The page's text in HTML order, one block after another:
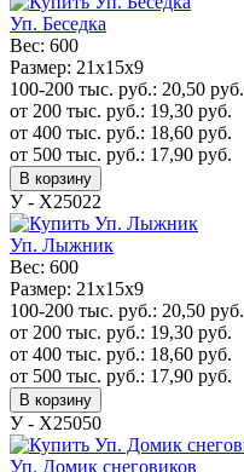
Уп. Беседка
Вес: 600
Размер: 21х15х9
100-200 тыс. руб.: 20,50 руб.
от 200 тыс. руб.: 19,30 руб.
от 400 тыс. руб.: 18,60 руб.
от 500 тыс. руб.: 17,90 руб.
В корзину
У - Х25022
Уп. Лыжник
Вес: 600
Размер: 21х15х9
100-200 тыс. руб.: 20,50 руб.
от 200 тыс. руб.: 19,30 руб.
от 400 тыс. руб.: 18,60 руб.
от 500 тыс. руб.: 17,90 руб.
В корзину
У - Х25050
Уп. Домик снеговиков